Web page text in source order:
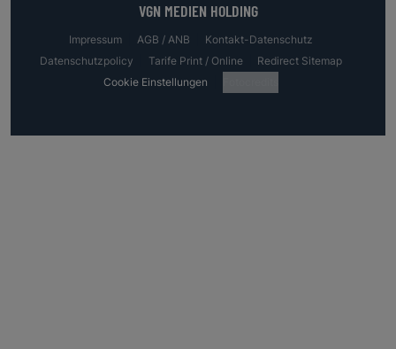
VGN MEDIEN HOLDING
Impressum AGB / ANB
Kontakt-Datenschutz
Datenschutzpolicy
Tarife Print / Online
Redirect Sitemap
Cookie Einstellungen